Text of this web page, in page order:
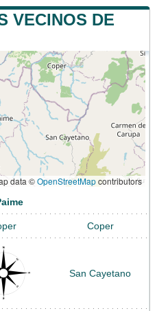
VECINOS DE
data ©OpenStreetMapcontributors
Coper
San Cayetano